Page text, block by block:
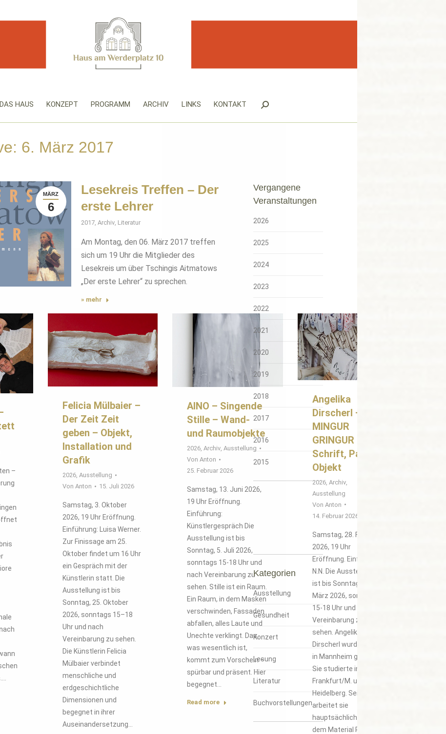
DAS HAUS KONZEPT PROGRAMM ARCHIV LINKS KONTAKT Search:
6. März 2017
MÄRZ
6
Lesekreis Treffen – Der
erste Lehrer
2017, Archiv, Literatur
Am Montag, den 06. März 2017 treffen
sich um 19 Uhr die Mitglieder des
Lesekreis um über Tschingis Aitmatows
„Der erste Lehrer“ zu sprechen.
» mehr
–
Felicia Mülbaier –
Der Zeit Zeit
geben – Objekt,
Installation und
Grafik
2026, Ausstellung
Von Anton 15. Juli 2026
Samstag, 3. Oktober
2026, 19 Uhr Eröffnung.
Einführung: Luisa Werner.
Zur Finissage am 25.
Oktober findet um 16 Uhr
ein Gespräch mit der
Künstlerin statt. Die
Ausstellung ist bis
Sonntag, 25. Oktober
2026, sonntags 15–18
Uhr und nach
Vereinbarung zu sehen.
Die Künstlerin Felicia
Mülbaier verbindet
menschliche und
erdgeschichtliche
Dimensionen und
begegnet in ihrer
Auseinandersetzung…
AINO – Singende
Stille – Wand-
und Raumobjekte
2026, Archiv, Ausstellung
Von Anton
25. Februar 2026
Samstag, 13. Juni 2026,
19 Uhr Eröffnung.
Einführung:
Künstlergespräch Die
Ausstellung ist bis
Sonntag, 5. Juli 2026,
sonntags 15-18 Uhr und
nach Vereinbarung zu
sehen. Stille ist ein Raum.
Ein Raum, in dem Masken
verschwinden, Fassaden
abfallen, alles Laute und
Unechte verklingt. Das,
was wesentlich ist,
kommt zum Vorschein –
spürbar und präsent. Hier
begegnet…
Read more
Angelika
Dirscherl –
MINGUR
GRINGUR –
Schrift, Papier,
Objekt
2026 Archiv
Ausstellung
Von Anton
14. Februar 2026
Samstag, 28. Februar
2026, 19 Uhr
Eröffnung. Einführung:
N.N. Die Ausstellung
ist bis Sonntag, 22.
März 2026, sonntags
15-18 Uhr und nach
Vereinbarung zu
sehen. Angelika
Dirscherl wurde 1957
in Mannheim geboren.
Sie studierte in
Frankfurt/M. und
Heidelberg. Seit 1980
arbeitet sie
hauptsächlich mit
dem Material Papier.
Vergangene
Veranstaltungen
2026
2025
2024
2023
2022
2021
2020
2019
2018
2017
2016
2015
Kategorien
Ausstellung
Gesundheit
Konzert
Lesung
Literatur
Buchvorstellungen